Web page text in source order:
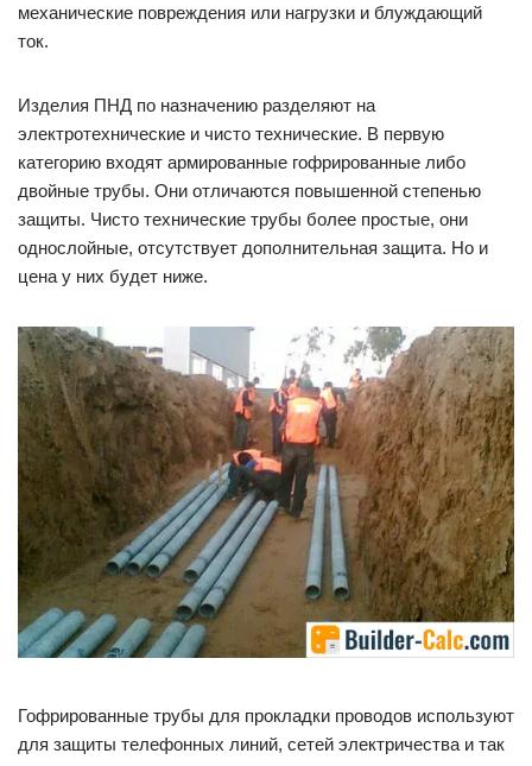
механические повреждения или нагрузки и блуждающий
ток.
Изделия ПНД по назначению разделяют на
электротехнические и чисто технические. В первую
категорию входят армированные гофрированные либо
двойные трубы. Они отличаются повышенной степенью
защиты. Чисто технические трубы более простые, они
однослойные, отсутствует дополнительная защита. Но и
цена у них будет ниже.
Гофрированные трубы для прокладки проводов используют
для защиты телефонных линий, сетей электричества и так